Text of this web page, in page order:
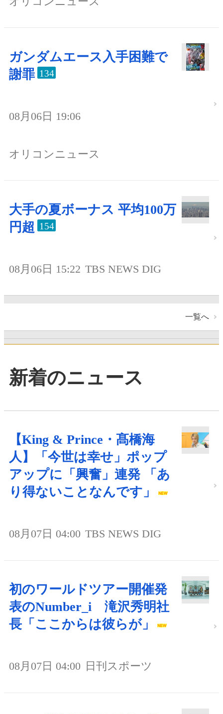
ガンダムエース入手困難で
謝罪 134
08月06日 19:06
オリコンニュース
大手の夏ボーナス 平均100万
円超 154
08月06日 15:22 TBS NEWS DIG
一覧へ
新着のニュース
【King & Prince・髙橋海
人】「今世は幸せ」ポップ
アップに「興奮」連発 「あ
り得ないことなんです」
08月07日 04:00 TBS NEWS DIG
初のワールドツアー開催発
表のNumber_i 滝沢秀明社
長「ここからは彼らが」
08月07日 04:00 日刊スポーツ